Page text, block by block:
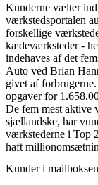
Kunderne vælter
værkstedsportalen
forskellige
kædeværksteder -
indehaves af det
Auto ved Brian
givet af
opgaver for
De fem mest aktive
sjællandske, har
værkstederne i Top
haft
Kunder i mailboksen